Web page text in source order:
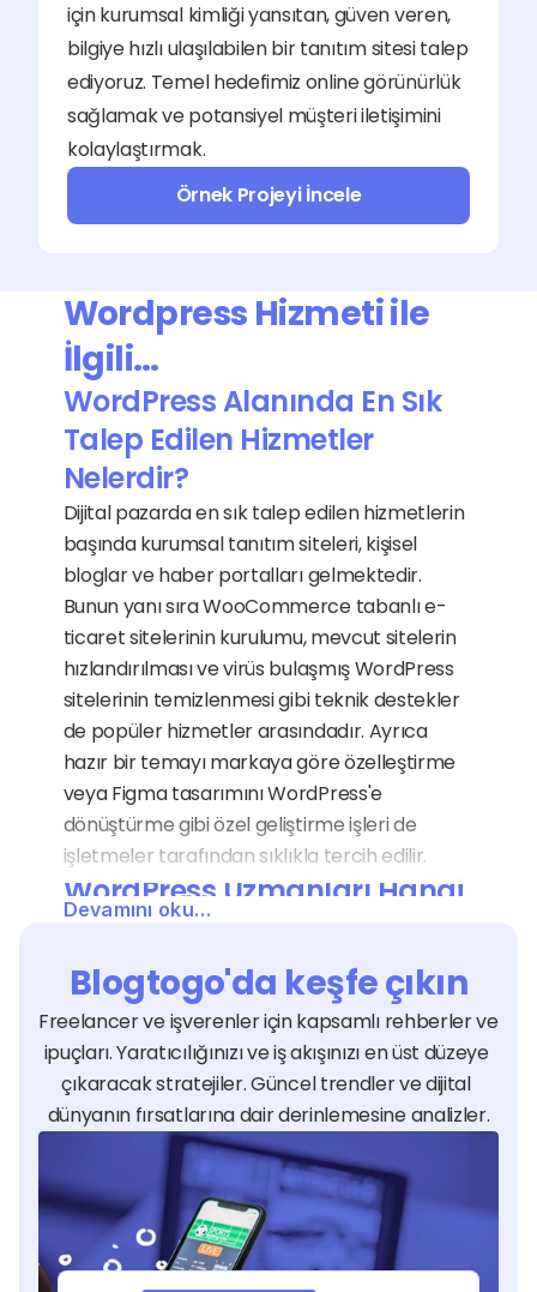
için kurumsal kimliği yansıtan, güven veren,
bilgiye hızlı ulaşılabilen bir tanıtım sitesi talep
ediyoruz. Temel hedefimiz online görünürlük
sağlamak ve potansiyel müşteri iletişimini
kolaylaştırmak.
Örnek Projeyi İncele
Wordpress Hizmeti ile
İlgili…
WordPress Alanında En Sık
Talep Edilen Hizmetler
Nelerdir?
Dijital pazarda en sık talep edilen hizmetlerin
başında kurumsal tanıtım siteleri, kişisel
bloglar ve haber portalları gelmektedir.
Bunun yanı sıra WooCommerce tabanlı e-
ticaret sitelerinin kurulumu, mevcut sitelerin
hızlandırılması ve virüs bulaşmış WordPress
sitelerinin temizlenmesi gibi teknik destekler
de popüler hizmetler arasındadır. Ayrıca
hazır bir temayı markaya göre özelleştirme
veya Figma tasarımını WordPress'e
dönüştürme gibi özel geliştirme işleri de
işletmeler tarafından sıklıkla tercih edilir.
WordPress Uzmanları Hangi
Sektörlere Hizmet Verir?
WordPress'in esnek yapısı sayesinde hukuk
bürolarından sağlık kliniklerine, emlak
danışmanlarından online eğitim
platformlarına kadar her sektör için
özelleştirilmiş çözümler üretilebilir. Bir
restoran menüsünü online ortamda
sergilemek için bu altyapıyı kullanırken, bir
teknoloji firması karmaşık ürün
dokümantasyonlarını yönetmek için
WordPress desteği alabilir. Freelance
uzmanlar, her sektörün kendine has kullanıcı
Devamını oku…
Blogtogo'da keşfe çıkın
Freelancer ve işverenler için kapsamlı rehberler ve
ipuçları. Yaratıcılığınızı ve iş akışınızı en üst düzeye
çıkaracak stratejiler. Güncel trendler ve dijital
dünyanın fırsatlarına dair derinlemesine analizler.